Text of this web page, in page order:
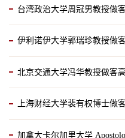
台湾政治大学周冠男教授做
伊利诺伊大学郭瑞珍教授做
北京交通大学冯华教授做客
上海财经大学裴有权博士做